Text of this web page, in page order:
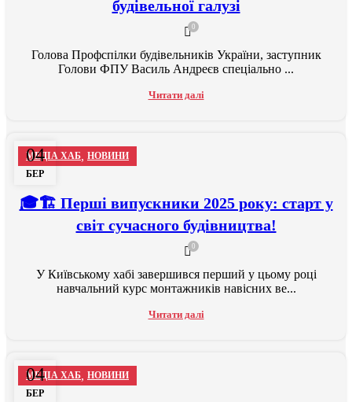
будівельної галузі
0
Голова Профспілки будівельників України, заступник
Голови ФПУ Василь Андреєв спеціально ...
Читати далі
04
БЕР
МЕДІА ХАБ, НОВИНИ
🎓🏗 Перші випускники 2025 року: старт у
світ сучасного будівництва!
0
У Київському хабі завершився перший у цьому році
навчальний курс монтажників навісних ве...
Читати далі
04
БЕР
МЕДІА ХАБ, НОВИНИ